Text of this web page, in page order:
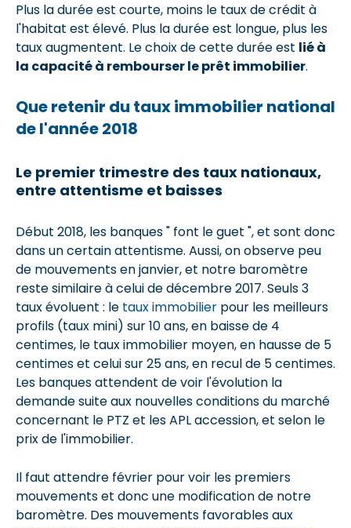
Plus la durée est courte, moins le taux de crédit à
l'habitat est élevé. Plus la durée est longue, plus les
taux augmentent. Le choix de cette durée est lié à
la capacité à rembourser le prêt immobilier.
Que retenir du taux immobilier national
de l'année 2018
Le premier trimestre des taux nationaux,
entre attentisme et baisses
Début 2018, les banques " font le guet ", et sont donc
dans un certain attentisme. Aussi, on observe peu
de mouvements en janvier, et notre baromètre
reste similaire à celui de décembre 2017. Seuls 3
taux évoluent : le taux immobilier pour les meilleurs
profils (taux mini) sur 10 ans, en baisse de 4
centimes, le taux immobilier moyen, en hausse de 5
centimes et celui sur 25 ans, en recul de 5 centimes.
Les banques attendent de voir l'évolution la
demande suite aux nouvelles conditions du marché
concernant le PTZ et les APL accession, et selon le
prix de l'immobilier.
Il faut attendre février pour voir les premiers
mouvements et donc une modification de notre
baromètre. Des mouvements favorables aux